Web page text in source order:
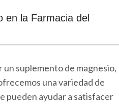
en la Farmacia del
suplemento de magnesio,
una variedad de
pueden ayudar a satisfacer